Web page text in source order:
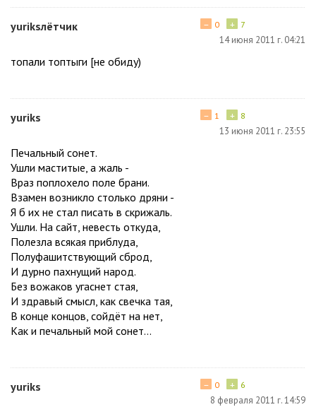
yuriksлётчик + 7
− 0
14 июня 2011 г. 04:21
топали топтыги [не обиду)
yuriks + 8
− 1
13 июня 2011 г. 23:55
Печальный сонет.
Ушли маститые, а жаль -
Враз поплохело поле брани.
Взамен возникло столько дряни -
Я б их не стал писать в скрижаль.
Ушли. На сайт, невесть откуда,
Полезла всякая приблуда,
Полуфашитствующий сброд,
И дурно пахнущий народ.
Без вожаков угаснет стая,
И здравый смысл, как свечка тая,
В конце концов, сойдёт на нет,
Как и печальный мой сонет...
yuriks + 6
− 0
8 февраля 2011 г. 14:59